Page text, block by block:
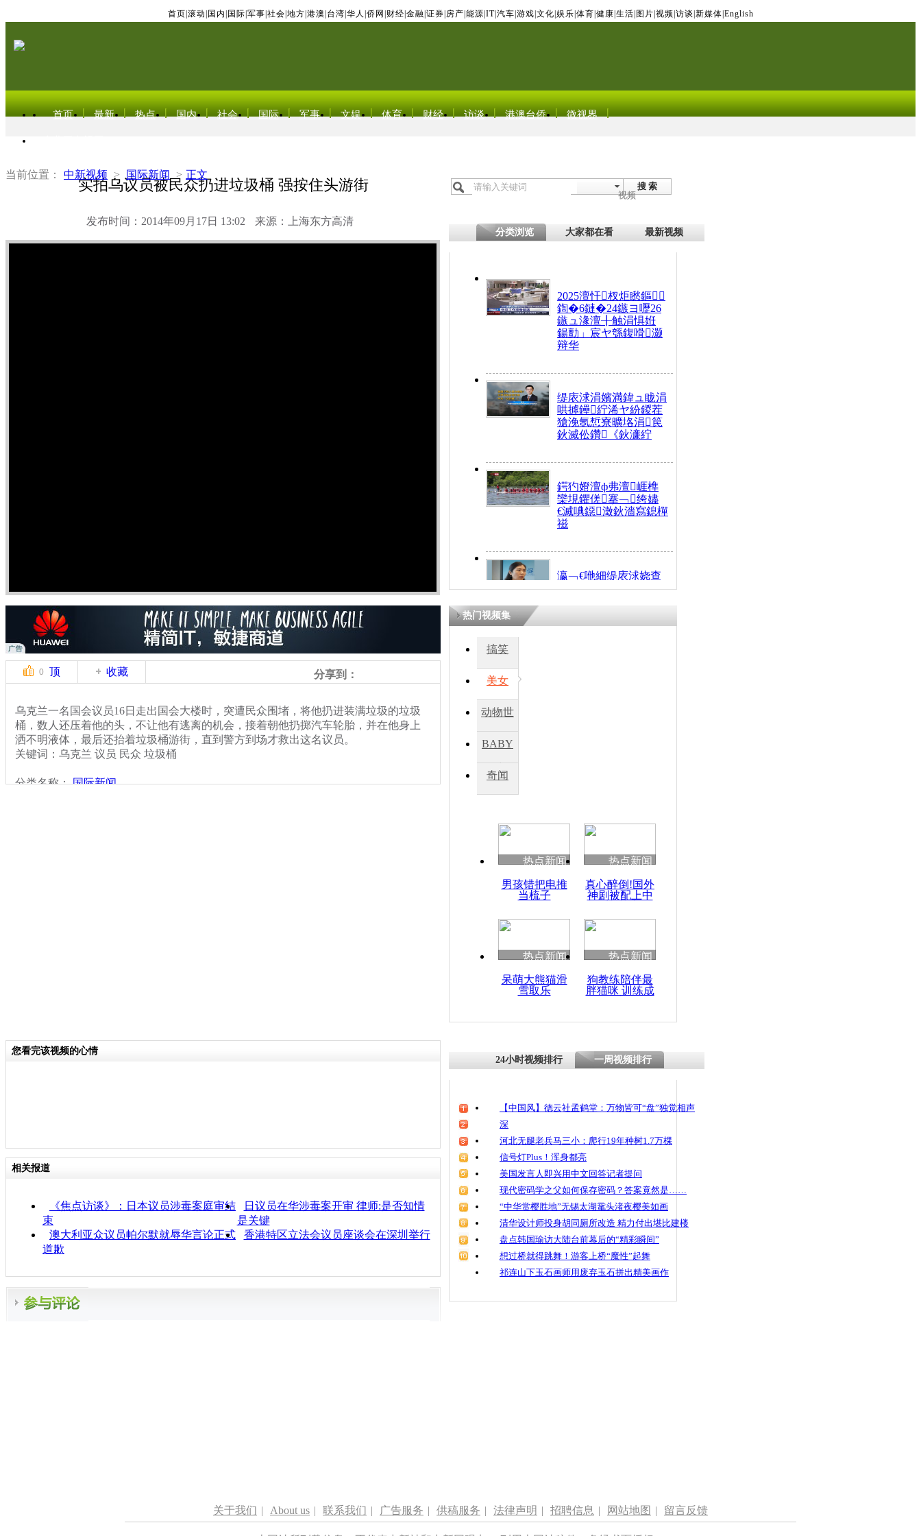
首页 滚动 国内 国际 军事 社会 地方 港澳 台湾 华人 侨网 财经 金融 证券 房产 能源 IT| 汽车 游戏 文化 娱乐 体育 健康 生活 图片 视频 访谈 新媒体 English
首页 最新 热点 国内 社会 国际 军事 文娱 体育 财经 访谈 港澳台侨 微视界
当前位置： 中新视频 > 国际新闻 > 正文
实拍乌议员被民众扔进垃圾桶 强按住头游街
发布时间：2014年09月17日 13:02 来源：上海东方高清
搜 索
视频
分类浏览 大家都在看 最新视频
2025澶忓杈炬矁鏂
鍧�6鏈�24鏃ヨ嚦26
鏃ュ湪澶╂触涓惧姙
鍚勯」宸ヤ綔鍑嗗灏
辩华
缇庡浗涓嬪満鍏ュ眬涓
哄摢鑸紵浠ヤ紛鍐茬
獊浼氬惁寮曠垎涓笢
鈥滅伀鑽《鈥濓紵
鍔犳嬁澶ф弗澶崕榫
欒垷鑺傞搴﹁绔嬧
€滅唺鐚澂鈥濇寫鎴樿
禌
瀛﹁€咃細缇庡浗娆查
€间笢鍗椾簹涓庝腑鍥
熷悎浣� 涓ㄥ浗闄呰
0 顶 收藏 分享到：
乌克兰一名国会议员16日走出国会大楼时，突遭民众围堵，将他扔进装满垃圾的垃圾
桶，数人还压着他的头，不让他有逃离的机会，接着朝他扔掷汽车轮胎，并在他身上
洒不明液体，最后还抬着垃圾桶游街，直到警方到场才救出这名议员。
关键词：乌克兰 议员 民众 垃圾桶
分类名称：国际新闻
热门视频集
搞笑
美女
动物世
BABY
秀
奇闻
热点新闻
男孩错把电推
当梳子
热点新闻
真心醉倒!国外
神剧被配上中
热点新闻
呆萌大熊猫滑
雪取乐
热点新闻
狗教练陪伴最
胖猫咪 训练成
您看完该视频的心情
相关报道
《焦点访谈》：日本议员涉毒案庭审结
束
日议员在华涉毒案开审 律师:是否知情
是关键
澳大利亚众议员帕尔默就辱华言论正式
道歉
香港特区立法会议员座谈会在深圳举行
24小时视频排行 一周视频排行
【中国风】德云社孟鹤堂：万物皆可“盘”独觉相声
深
河北无腿老兵马三小：爬行19年种树1.7万棵
信号灯Plus！浑身都亮
美国发言人即兴用中文回答记者提问
现代密码学之父如何保存密码？答案竟然是……
“中华赏樱胜地”无锡太湖鼋头渚夜樱美如画
清华设计师投身胡同厕所改造 精力付出堪比建楼
盘点韩国瑜访大陆台前幕后的“精彩瞬间”
想过桥就得跳舞！游客上桥“魔性”起舞
祁连山下玉石画师用废弃玉石拼出精美画作
关于我们 | About us | 联系我们 | 广告服务 | 供稿服务 | 法律声明 | 招聘信息 | 网站地图 | 留言反馈